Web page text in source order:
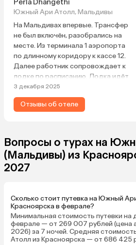
Perla Dhangethi
Южный Ари Атолл, Мальдивы
На Мальдивах впервые. Трансфер
не был включён, разобрались на
месте. Из терминала 1 аэропорта
по длинному коридору к кассе 12.
Далее работник сопровождает к
лодке по расписанию. Лодка идёт
около 2 часов. На причале на
острове встречает хозяин отеля.
Небольшой отель расположен в
фото. Удобные матрасы и
подушки, мы хорошо выспались.
Уборка хорошая ежедневная.
писали ранее, но нас это не
напрягало. Главное, каждый день
меняли полотенца, а постельное
даже утюжили. Кондиционер
установлен отлично, не
3 декабря 2025
Отзывы об отеле
Вопросы о турах на
(Мальдивы) из
2027
Сколько стоит путевка на Южный
Красноярска в феврале?
Минимальная стоимость путевки на
феврале — от 269 007 рублей (цена
2026) за 7 ночей. Средняя
Атолл из Красноярска — от 686 425